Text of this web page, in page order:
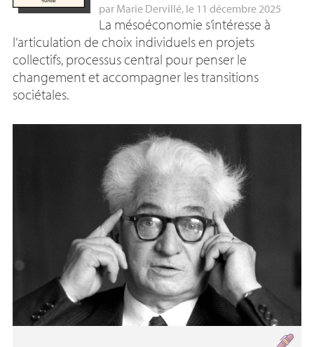
par Marie Dervillé, le 11 décembre 2025
La mésoéconomie s’intéresse à
l’articulation de choix individuels en projets
collectifs, processus central pour penser le
changement et accompagner les transitions
sociétales.